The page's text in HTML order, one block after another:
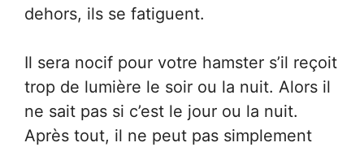
dehors, ils se fatiguent.
Il sera nocif pour votre hamster s’il reçoit
trop de lumière le soir ou la nuit. Alors il
ne sait pas si c’est le jour ou la nuit.
Après tout, il ne peut pas simplement